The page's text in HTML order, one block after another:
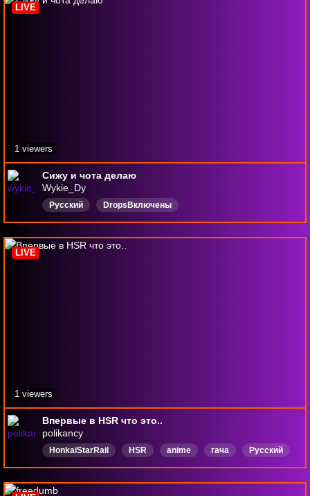
Сижу и чота делаю
Wykie_Dy
Русский DropsВключены
LIVE
1 viewers
Впервые в HSR что это..
polikancy
HonkaiStarRail HSR anime гача
Русский
DropsВключены
LIVE
1 viewers